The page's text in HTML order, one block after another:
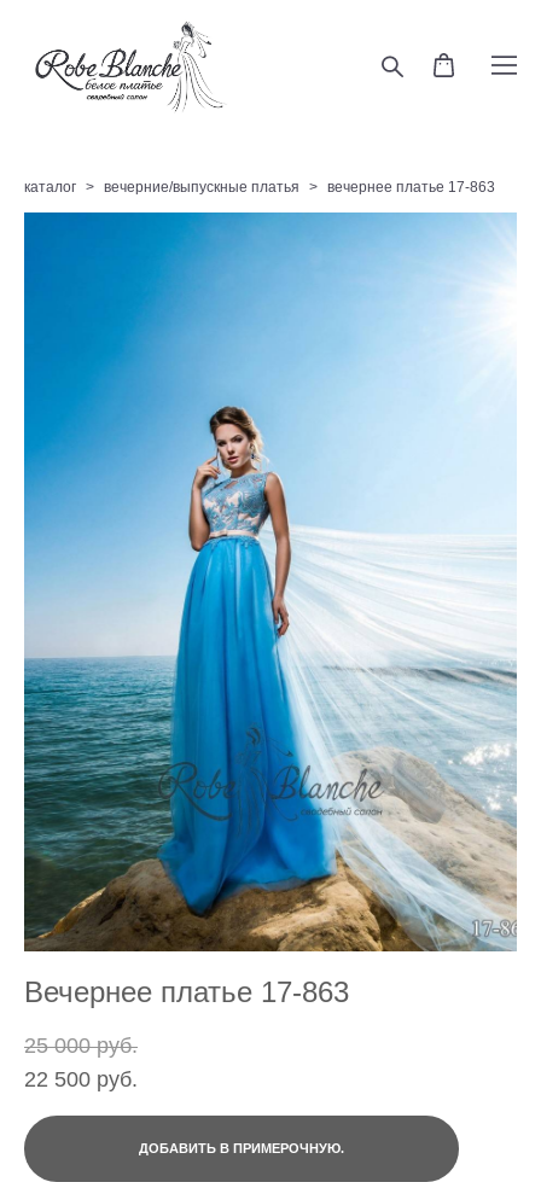
каталог > вечерние/выпускные платья > вечернее платье 17-863
Вечернее платье 17-863
25 000 pуб.
22 500 pуб.
ДОБАВИТЬ В ПРИМЕРОЧНУЮ.